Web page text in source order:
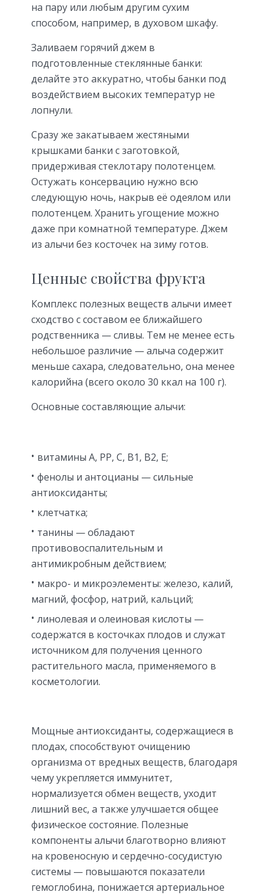
на пару или любым другим сухим
способом, например, в духовом шкафу.
Заливаем горячий джем в
подготовленные стеклянные банки:
делайте это аккуратно, чтобы банки под
воздействием высоких температур не
лопнули.
Сразу же закатываем жестяными
крышками банки с заготовкой,
придерживая стеклотару полотенцем.
Остужать консервацию нужно всю
следующую ночь, накрыв её одеялом или
полотенцем. Хранить угощение можно
даже при комнатной температуре. Джем
из алычи без косточек на зиму готов.
Ценные свойства фрукта
Комплекс полезных веществ алычи имеет
сходство с составом ее ближайшего
родственника — сливы. Тем не менее есть
небольшое различие — алыча содержит
меньше сахара, следовательно, она менее
калорийна (всего около 30 ккал на 100 г).
Основные составляющие алычи:
витамины A, PP, C, B1, B2, E;
фенолы и антоцианы — сильные
антиоксиданты;
клетчатка;
танины — обладают
противовоспалительным и
антимикробным действием;
макро- и микроэлементы: железо, калий,
магний, фосфор, натрий, кальций;
линолевая и олеиновая кислоты —
содержатся в косточках плодов и служат
источником для получения ценного
растительного масла, применяемого в
косметологии.
Мощные антиоксиданты, содержащиеся в
плодах, способствуют очищению
организма от вредных веществ, благодаря
чему укрепляется иммунитет,
нормализуется обмен веществ, уходит
лишний вес, а также улучшается общее
физическое состояние. Полезные
компоненты алычи благотворно влияют
на кровеносную и сердечно-сосудистую
системы — повышаются показатели
гемоглобина, понижается артериальное